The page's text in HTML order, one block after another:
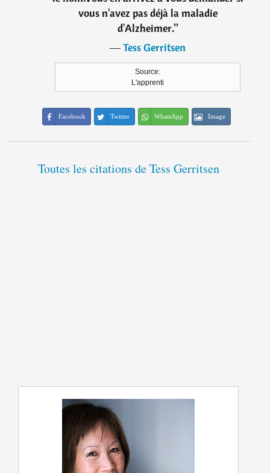
vous n'avez pas déjà la maladie
d'Alzheimer.”
―Tess Gerritsen
Source:
L'apprenti
Facebook Twitter WhatsApp Image
Toutes les citations de Tess Gerritsen